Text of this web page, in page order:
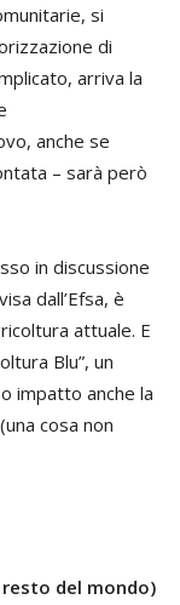
si
di
arriva la
anche se
– sarà però
in discussione
dall’Efsa, è
attuale. E
Blu”, un
impatto anche la
cosa non
resto del mondo)